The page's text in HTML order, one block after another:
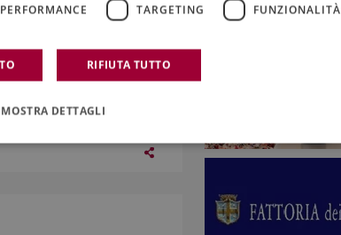
PERFORMANCE TARGETING FUNZIONALITÀ
RIFIUTA TUTTO
MOSTRA DETTAGLI